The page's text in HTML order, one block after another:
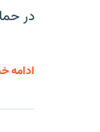
در
ادامه